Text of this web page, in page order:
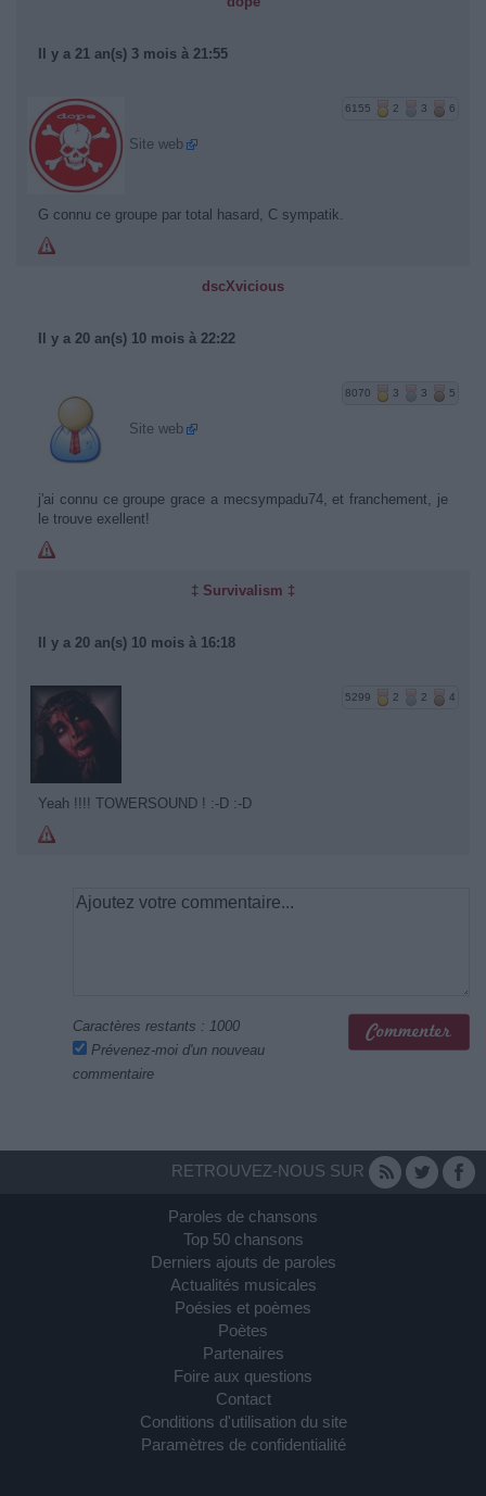
Il y a 21 an(s) 3 mois à 21:55
6155 2 3 6
Site web
G connu ce groupe par total hasard, C sympatik.
dscXvicious
Il y a 20 an(s) 10 mois à 22:22
8070 3 3 5
Site web
j'ai connu ce groupe grace a mecsympadu74, et franchement, je
le trouve exellent!
‡ Survivalism ‡
Il y a 20 an(s) 10 mois à 16:18
5299 2 2 4
Yeah !!!! TOWERSOUND ! :-D :-D
Caractères restants : 1000
Prévenez-moi d'un nouveau
commentaire
RETROUVEZ-NOUS SUR
Paroles de chansons
Top 50 chansons
Derniers ajouts de paroles
Actualités musicales
Poésies et poèmes
Poètes
Partenaires
Foire aux questions
Contact
Conditions d'utilisation du site
Paramètres de confidentialité